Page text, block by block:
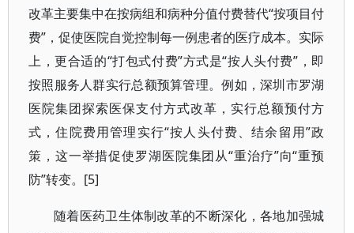
改革主要集中在按病组和病种分值付费替代“按项目付
费”，促使医院自觉控制每一例患者的医疗成本。实际
上，更合适的“打包式付费”方式是“按人头付费”，即
按照服务人群实行总额预算管理。例如，深圳市罗湖
医院集团探索医保支付方式改革，实行总额预付方
式，住院费用管理实行“按人头付费、结余留用”政
策，这一举措促使罗湖医院集团从“重治疗”向“重预
防”转变。[5]
随着医药卫生体制改革的不断深化，各地加强城